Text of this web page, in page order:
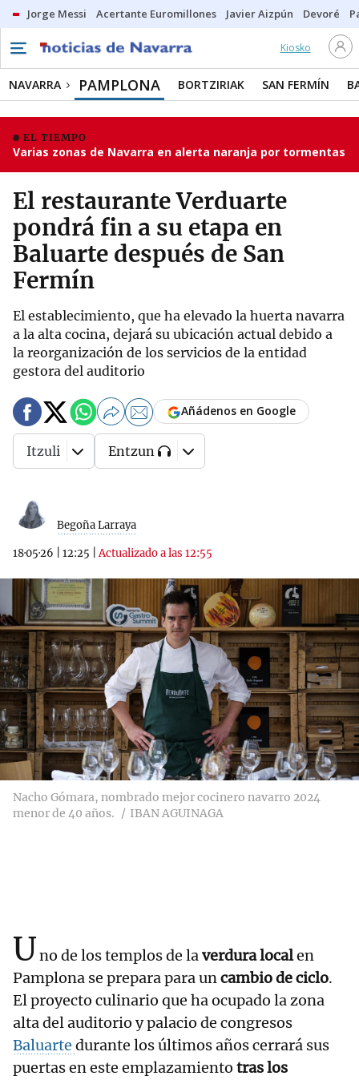
Jorge Messi Acertante Euromillones Javier Aizpún Devoré
Kiosko
NAVARRA PAMPLONA BORTZIRIAK SAN FERMÍN
EL TIEMPO
Varias zonas de Navarra en alerta naranja por tormentas
El restaurante Verduarte
pondrá fin a su etapa en
Baluarte después de San
Fermín
El establecimiento, que ha elevado la huerta navarra
a la alta cocina, dejará su ubicación actual debido a
la reorganización de los servicios de la entidad
gestora del auditorio
Begoña Larraya
18·05·26 12:25 |Actualizado a las 12:55
Añádenos en Google
Itzuli Entzun
Nacho Gómara, nombrado mejor cocinero navarro 2024
menor de 40 años.
IBAN AGUINAGA
Uno de los templos de laverdura localen
Pamplona se prepara para uncambio de ciclo.
El proyecto culinario que ha ocupado la zona
alta del auditorio y palacio de congresos
Baluarte durante los últimos años cerrará sus
puertas en este emplazamiento tras los